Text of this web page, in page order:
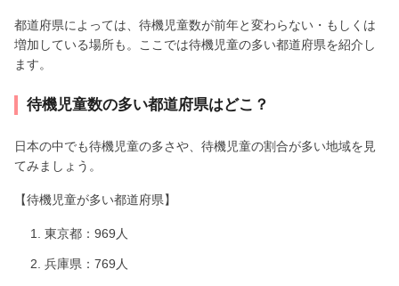
都道府県によっては、待機児童数が前年と変わらない・もしくは
増加している場所も。ここでは待機児童の多い都道府県を紹介し
ます。
待機児童数の多い都道府県はどこ？
日本の中でも待機児童の多さや、待機児童の割合が多い地域を見
てみましょう。
【待機児童が多い都道府県】
東京都：969人
兵庫県：769人